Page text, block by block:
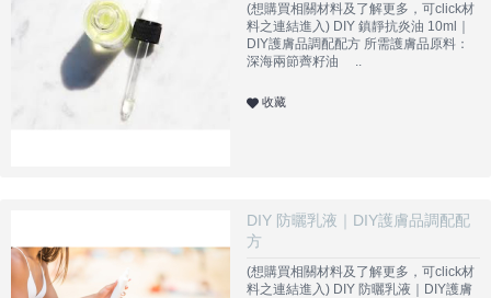
(想購買相關材料及了解更多，可click材
料之連結進入) DIY 鎮靜抗炎油 10ml｜
DIY護膚品調配配方 所需護膚品原料：
深海兩節薺籽油 ..
收藏
DIY 防曬乳液｜DIY護膚品調配配
方
(想購買相關材料及了解更多，可click材
料之連結進入) DIY 防曬乳液｜DIY護膚